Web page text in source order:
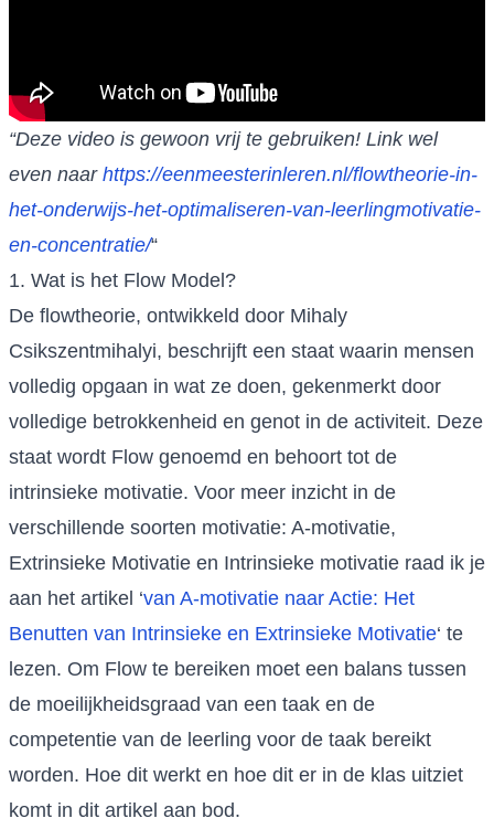
“Deze video is gewoon vrij te gebruiken! Link wel
even naar https://eenmeesterinleren.nl/flowtheorie-in-
het-onderwijs-het-optimaliseren-van-leerlingmotivatie-
en-concentratie/“
1. Wat is het Flow Model?
De flowtheorie, ontwikkeld door Mihaly
Csikszentmihalyi, beschrijft een staat waarin mensen
volledig opgaan in wat ze doen, gekenmerkt door
volledige betrokkenheid en genot in de activiteit. Deze
staat wordt Flow genoemd en behoort tot de
intrinsieke motivatie. Voor meer inzicht in de
verschillende soorten motivatie: A-motivatie,
Extrinsieke Motivatie en Intrinsieke motivatie raad ik je
aan het artikel ‘van A-motivatie naar Actie: Het
Benutten van Intrinsieke en Extrinsieke Motivatie‘ te
lezen. Om Flow te bereiken moet een balans tussen
de moeilijkheidsgraad van een taak en de
competentie van de leerling voor de taak bereikt
worden. Hoe dit werkt en hoe dit er in de klas uitziet
komt in dit artikel aan bod.